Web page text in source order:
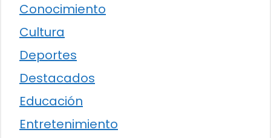
Conocimiento
Cultura
Deportes
Destacados
Educación
Entretenimiento